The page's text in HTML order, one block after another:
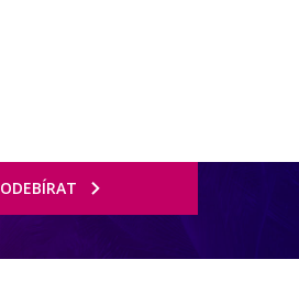
ODEBÍRAT